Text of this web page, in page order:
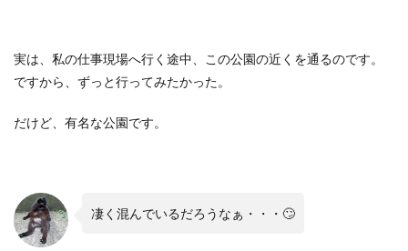
実は、私の仕事現場へ行く途中、この公園の近くを通るのです。
ですから、ずっと行ってみたかった。
だけど、有名な公園です。
凄く混んでいるだろうなぁ・・・🙄